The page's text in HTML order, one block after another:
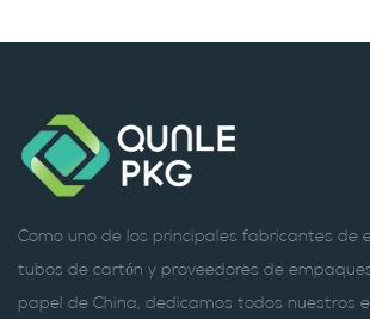
Como uno de los principales fabricantes de
tubos de cartón y proveedores de
papel de China, dedicamos todos nuestros